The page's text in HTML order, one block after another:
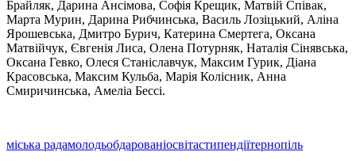
Брайляк, Дарина Ансiмова, Софiя Крещик, Матвiй Спiвак,
Марта Мурин, Дарина Рибчинська, Василь Лозiцький, Алiна
Ярошевська, Дмитро Бурич, Катерина Смертега, Оксана
Матвiйчук, Євгенiя Лиса, Олена Потурняк, Наталiя Сiнявська,
Оксана Гевко, Олеся Станiславчук, Максим Гурик, Дiана
Красовська, Максим Кульба, Марiя Колiсник, Анна
Смиричинська, Амелiа Бессi.
міська радамолодьобдарованіосвітастипендіїтернопіль